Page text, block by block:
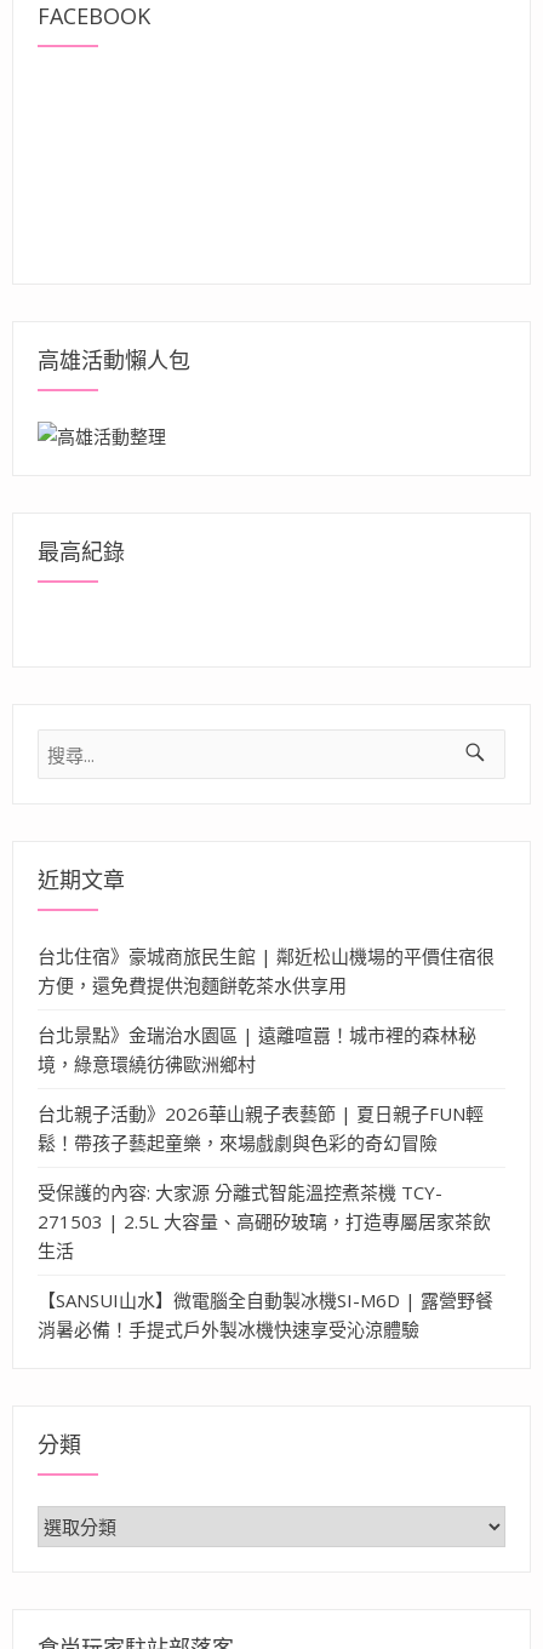
FACEBOOK
高雄活動懶人包
最高紀錄
搜
尋
近期文章
台北住宿》豪城商旅民生館 | 鄰近松山機場的平價住宿很
方便，還免費提供泡麵餅乾茶水供享用
台北景點》金瑞治水園區 | 遠離喧囂！城市裡的森林秘
境，綠意環繞彷彿歐洲鄉村
台北親子活動》2026華山親子表藝節 | 夏日親子FUN輕
鬆！帶孩子藝起童樂，來場戲劇與色彩的奇幻冒險
受保護的內容: 大家源 分離式智能溫控煮茶機 TCY-
271503 | 2.5L 大容量、高硼矽玻璃，打造專屬居家茶飲
生活
【SANSUI山水】微電腦全自動製冰機SI-M6D | 露營野餐
消暑必備！手提式戶外製冰機快速享受沁涼體驗
分類
分
類